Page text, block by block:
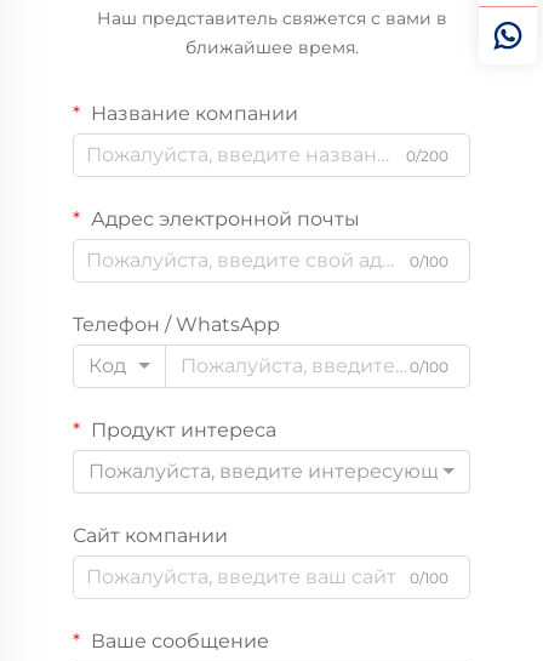
Наш представитель свяжется с вами в
ближайшее время.
Название компании
0/200
Адрес электронной почты
0/100
Телефон / WhatsApp
Код
0/100
Продукт интереса
Пожалуйста, введите интересующий вас
Сайт компании
0/100
Ваше сообщение